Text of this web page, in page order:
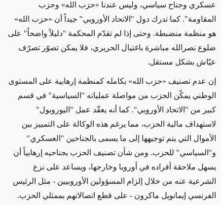
عسكري وجناح سياسي، وليس عندنا «حزب الله» وحزب
المقاومة". كما تدرك دول "الاتحاد الأوروبي" جيداً أن «حزب الله»
هو منظمة منضبطة. وحتى إذا لم تقدّم المحكمة "دليلاً واضحاً" على
ضلوع نصرالله مباشرة باغتيال الحريري، فلا يمكن تصوّر تصرّف
عيّاش بشكل مستقل.
إن عدم تصنيف «حزب الله» بكامله كمنظمة إرهابية على المستوى
الوطني يمكّن الحزب من مواصلة عملياته "السياسية" في قسم
كبير من "الاتحاد الأوروبي". كما أنه يعقّد عمل "اليوروبول"
لاستهداف مالية الحزب، مما يرغم هذه الوكالة على التمييز بين
الأموال التي يتم توجيهها إلى ما يسمى بالجناحين "العسكري"
و"السياسي" للحزب. ومن شأن تصنيف الحزب بجناحيه إرهابياً أن
يسهل ملاحقة أفراده في أوروبا وخارجها، ويساعد على نزع
الشرعية عنه من خلال إلزام المسؤولين الأوروبيين - مثل الرئيس
الفرنسي إيمانويل ماكرون - على قطع اتصالاتهم بممثلي الحزب.